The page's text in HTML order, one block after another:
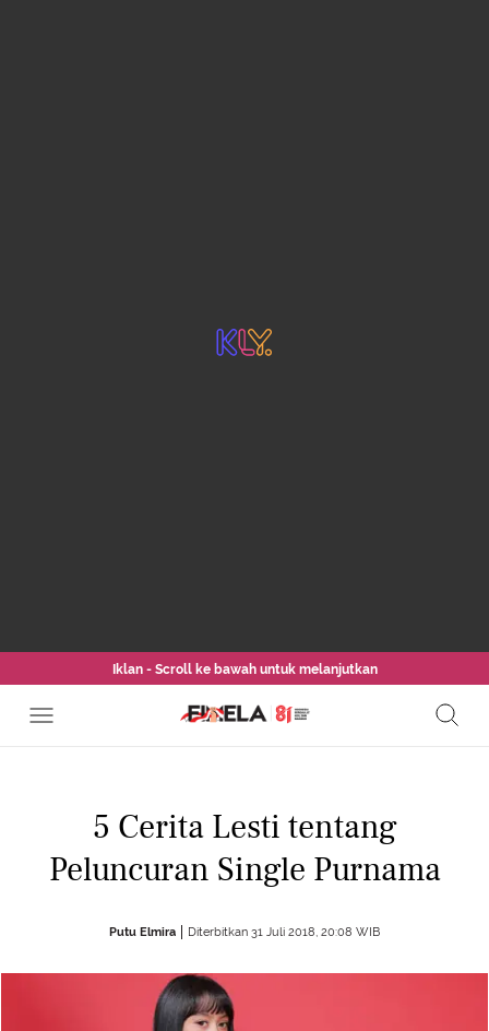
Iklan - Scroll ke bawah untuk melanjutkan
5 Cerita Lesti tentang
Peluncuran Single Purnama
Putu Elmira Diterbitkan 31 Juli 2018, 20:08 WIB